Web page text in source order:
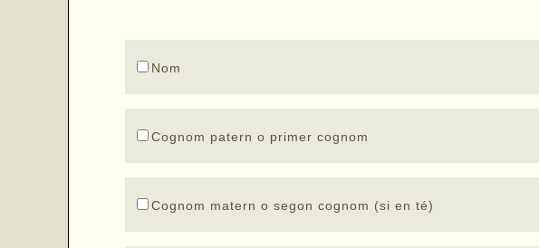
Nom
Cognom patern o primer cognom
Cognom matern o segon cognom (si en té)